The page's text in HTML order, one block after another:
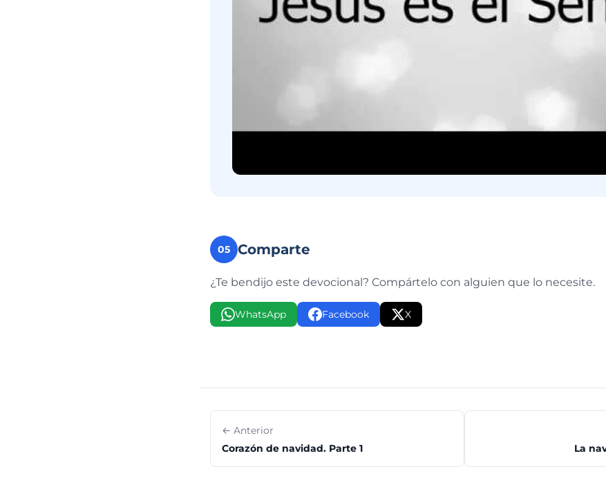
05 Comparte
¿Te bendijo este devocional? Compártelo con alguien que lo necesite.
WhatsApp Facebook X
← Anterior
Corazón de navidad. Parte 1
La